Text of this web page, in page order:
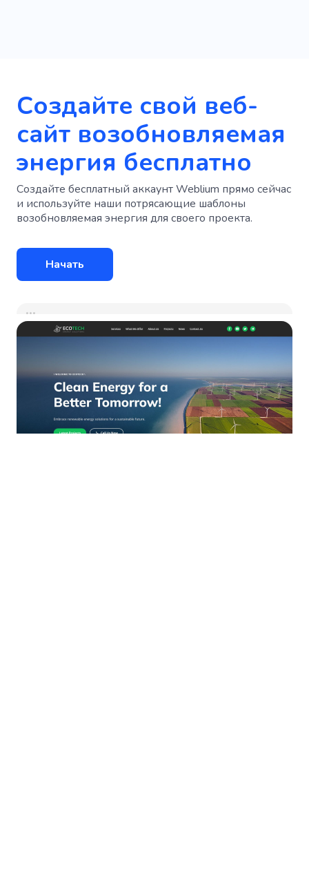
Создайте свой веб-
сайт возобновляемая
энергия бесплатно
Создайте бесплатный аккаунт Weblium прямо сейчас
и используйте наши потрясающие шаблоны
возобновляемая энергия для своего проекта.
Начать